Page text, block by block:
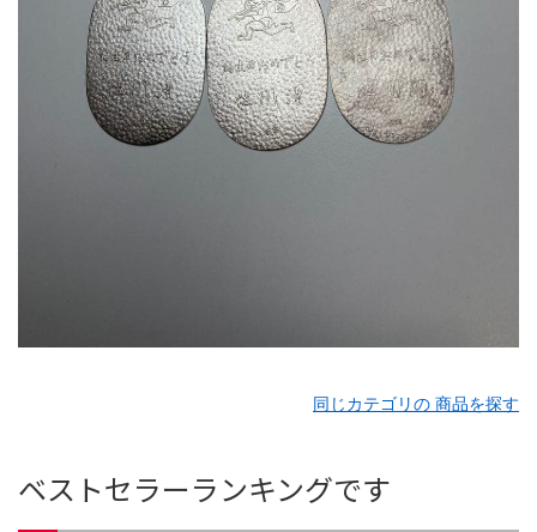
同じカテゴリの 商品を探す
ベストセラーランキングです